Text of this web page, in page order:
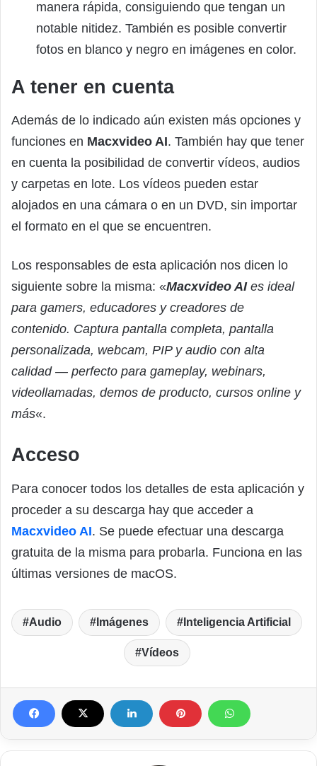
manera rápida, consiguiendo que tengan un
notable nitidez. También es posible convertir
fotos en blanco y negro en imágenes en color.
A tener en cuenta
Además de lo indicado aún existen más opciones y
funciones en Macxvideo AI. También hay que tener
en cuenta la posibilidad de convertir vídeos, audios
y carpetas en lote. Los vídeos pueden estar
alojados en una cámara o en un DVD, sin importar
el formato en el que se encuentren.
Los responsables de esta aplicación nos dicen lo
siguiente sobre la misma: «Macxvideo AIes ideal
para gamers, educadores y creadores de
contenido. Captura pantalla completa, pantalla
personalizada, webcam, PIP y audio con alta
calidad — perfecto para gameplay, webinars,
videollamadas, demos de producto, cursos online y
más«.
Acceso
Para conocer todos los detalles de esta aplicación y
proceder a su descarga hay que acceder a
Macxvideo AI. Se puede efectuar una descarga
gratuita de la misma para probarla. Funciona en las
últimas versiones de macOS.
Audio Imágenes Inteligencia Artificial
Vídeos